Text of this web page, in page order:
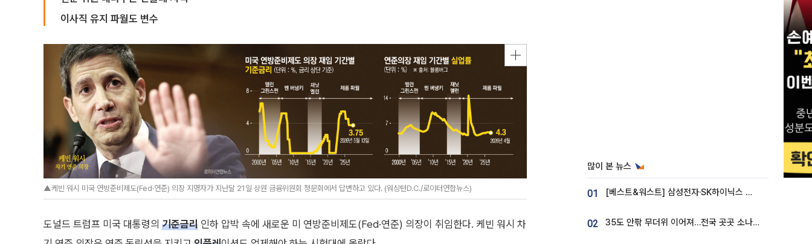
이사직 유지 파월도 변수
▲케빈 워시 미국 연방준비제도(Fed·연준) 의장 지명자가 지난달 21일 상원 금융위원회 청문회에서 답변하고 있다. (워싱턴D.C./로이터연합뉴스)
도널드 트럼프 미국 대통령의 기준금리 인하 압박 속에 새로운 미 연방준비제도(Fed·연준) 의장이 취임한다. 케빈 워시 차
많이 본 뉴스
01 [베스트&워스트] 삼성전자·SK하이닉스 밀린 한 주…상상인증권은 85% 급등
02 35도 안팎 무더위 이어져…전국 곳곳 소나기 [오늘 날씨]